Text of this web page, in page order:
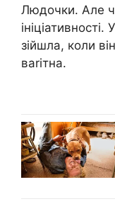
Людочки. Але
зійшла, коли
ваrітна.